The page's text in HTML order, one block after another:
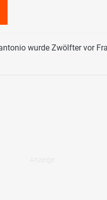
wurde Zwölfter vor